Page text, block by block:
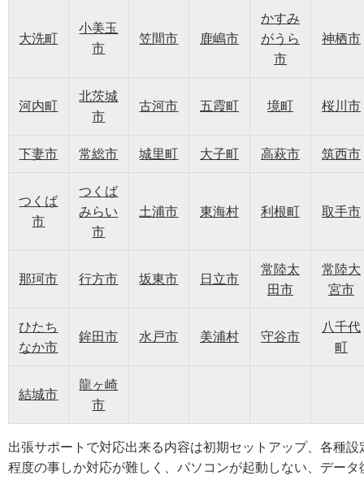
大洗町
小美玉
市
笠間市 鹿嶋市
かすみ
がうら
市
神栖市
河内町
北茨城
市
古河市 五霞町 境町 桜川市
下妻市 常総市 城里町 大子町 高萩市 筑西市
つくば
市
つくば
みらい
市
土浦市 東海村 利根町 取手市
那珂市 行方市 坂東市 日立市
常陸太
田市
常陸大
宮市
ひたち
なか市
鉾田市 水戸市 美浦村 守谷市
八千代
町
結城市
龍ヶ崎
市
出張サポートで対応出来る内容は初期セットアップ、各種設
程度の事しか対応が難しく、パソコンが起動しない、データ